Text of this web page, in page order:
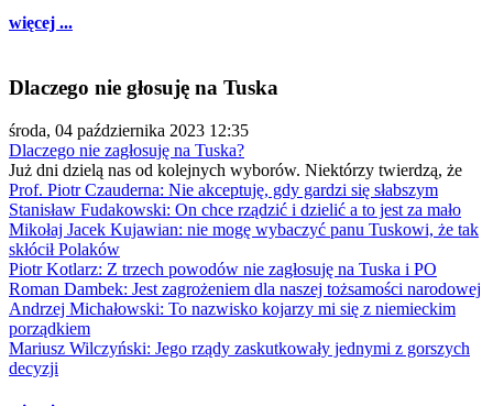
więcej ...
Dlaczego nie głosuję na Tuska
środa, 04 października 2023 12:35
Dlaczego nie zagłosuję na Tuska?
Już dni dzielą nas od kolejnych wyborów. Niektórzy twierdzą, że
Prof. Piotr Czauderna: Nie akceptuję, gdy gardzi się słabszym
Stanisław Fudakowski: On chce rządzić i dzielić a to jest za mało
Mikołaj Jacek Kujawian: nie mogę wybaczyć panu Tuskowi, że tak
skłócił Polaków
Piotr Kotlarz: Z trzech powodów nie zagłosuję na Tuska i PO
Roman Dambek: Jest zagrożeniem dla naszej tożsamości narodowej
Andrzej Michałowski: To nazwisko kojarzy mi się z niemieckim
porządkiem
Mariusz Wilczyński: Jego rządy zaskutkowały jednymi z gorszych
decyzji